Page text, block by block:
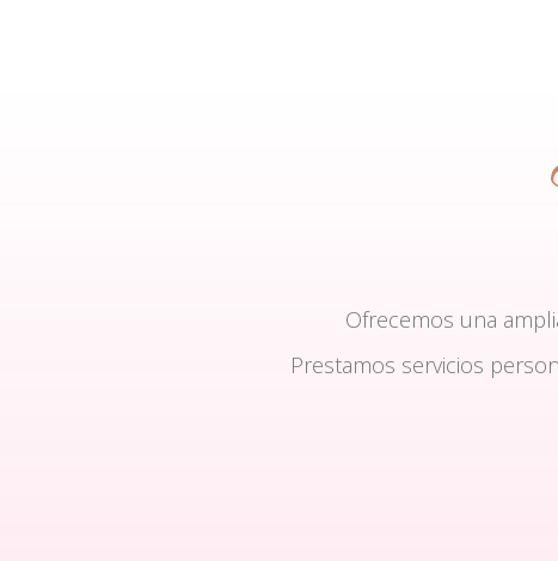
Ofrecemos una
Prestamos servicios